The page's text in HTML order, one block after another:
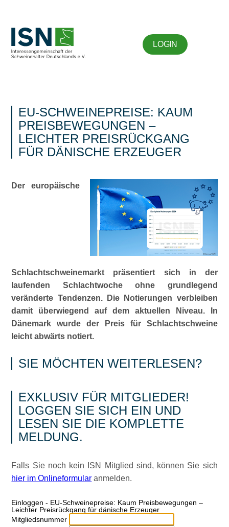
LOGIN
EU-SCHWEINEPREISE: KAUM
PREISBEWEGUNGEN –
LEICHTER PREISRÜCKGANG
FÜR DÄNISCHE ERZEUGER
Der europäische
Schlachtschweinemarkt präsentiert sich in der
laufenden Schlachtwoche ohne grundlegend
veränderte Tendenzen. Die Notierungen verbleiben
damit überwiegend auf dem aktuellen Niveau. In
Dänemark wurde der Preis für Schlachtschweine
leicht abwärts notiert.
SIE MÖCHTEN WEITERLESEN?
EXKLUSIV FÜR MITGLIEDER!
LOGGEN SIE SICH EIN UND
LESEN SIE DIE KOMPLETTE
MELDUNG.
Falls Sie noch kein ISN Mitglied sind, können Sie sich
hier im Onlineformular anmelden.
Ein­log­gen - EU-Schweinepreise: Kaum Preisbewegungen –
Leichter Preisrückgang für dänische Erzeuger
Mitgliedsnummer